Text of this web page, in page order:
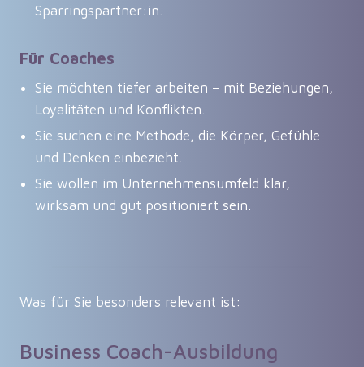
Sparringspartner:in.
Für Coaches
Sie möchten tiefer arbeiten – mit Beziehungen,
Loyalitäten und Konflikten.
Sie suchen eine Methode, die Körper, Gefühle
und Denken einbezieht.
Sie wollen im Unternehmensumfeld klar,
wirksam und gut positioniert sein.
Was für Sie besonders relevant ist:
Business Coach-Ausbildung